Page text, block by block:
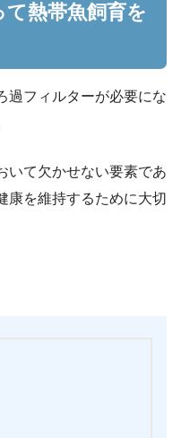
熱帯魚飼育を
過フィルターが必要にな
いて欠かせない要素であ
康を維持するために大切